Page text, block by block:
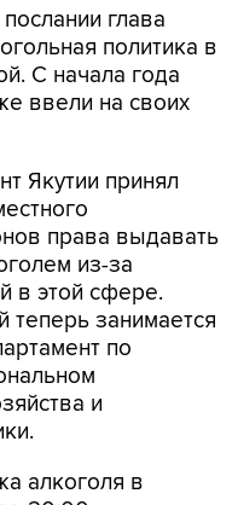
С начала года
ввели на своих
Якутии принял
права выдавать
из-за
в этой сфере.
занимается
по
и
алкоголя в